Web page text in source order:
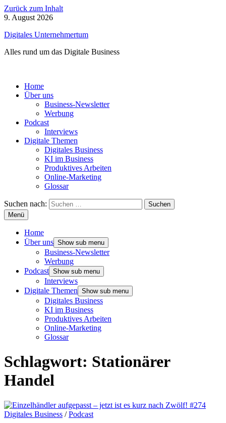
Zurück zum Inhalt
9. August 2026
Digitales Unternehmertum
Alles rund um das Digitale Business
Home
Über uns
Business-Newsletter
Werbung
Podcast
Interviews
Digitale Themen
Digitales Business
KI im Business
Produktives Arbeiten
Online-Marketing
Glossar
Suchen nach:
Menü
Home
Über uns Show sub menu
Business-Newsletter
Werbung
Podcast Show sub menu
Interviews
Digitale Themen Show sub menu
Digitales Business
KI im Business
Produktives Arbeiten
Online-Marketing
Glossar
Schlagwort: Stationärer
Handel
Digitales Business /Podcast